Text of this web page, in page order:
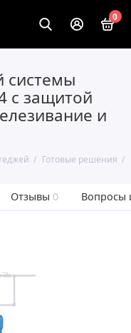
0
системы
с защитой
и
Готовые решения
Отзывы 0 Вопросы